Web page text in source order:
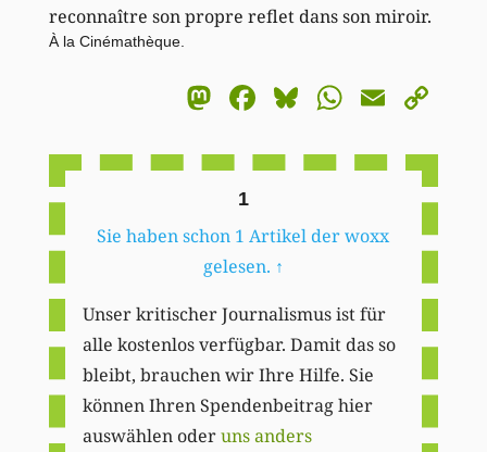
reconnaître son propre reflet dans son miroir.
À la Cinémathèque.
Mastodon
Facebook
BlueskyEmail
1
Sie haben schon 1 Artikel der woxx
gelesen. ↑
Unser kritischer Journalismus ist für
alle kostenlos verfügbar. Damit das so
bleibt, brauchen wir Ihre Hilfe. Sie
können Ihren Spendenbeitrag hier
auswählen oderuns anders